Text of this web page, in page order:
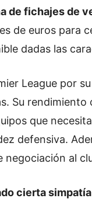
de fichajes de
de euros para
dadas las
League por
Su rendimiento
que
defensiva.
negociación al
cierta